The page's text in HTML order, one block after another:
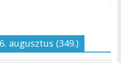
augusztus (349.)